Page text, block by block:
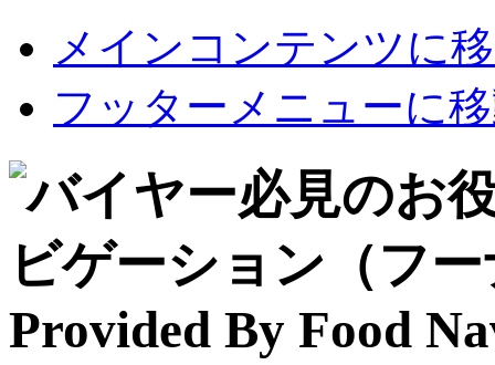
メインコンテンツに
フッターメニューに